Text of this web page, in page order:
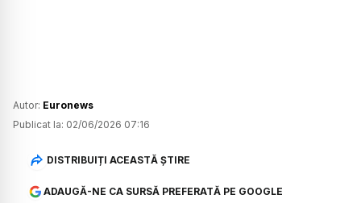
Autor: Euronews
Publicat la: 02/06/2026 07:16
DISTRIBUIȚI ACEASTĂ ȘTIRE
ADAUGĂ-NE CA SURSĂ PREFERATĂ PE GOOGLE